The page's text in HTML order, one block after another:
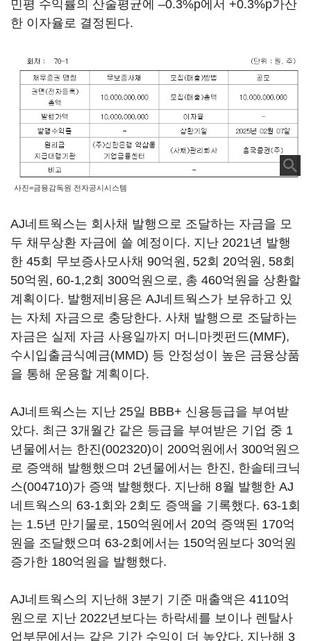
민평 수익률의 산술평균에 –0.3%p에서 +0.3%p가산
한 이자율로 결정된다.
사진=금융감독원 전자공시시스템
AJ네트웍스는 회사채 발행으로 조달하는 자금을 모
두 채무상환 자금에 쓸 예정이다. 지난 2021년 발행
한 45회 무보증사모사채 90억원, 52회 20억원, 58회
50억원, 60-1,2회 300억원으로, 총 460억원을 상환할
계획이다. 발행제비용은 AJ네트웍스가 보유하고 있
는 자체 자금으로 충당한다. 사채 발행으로 조달하는
자금은 실제 자금 사용일까지 머니마켓펀드(MMF),
수시입출금식예금(MMD) 등 안정성이 높은 금융상품
을 통해 운용할 계획이다.
AJ네트웍스는 지난 25일 BBB+ 신용등급을 부여받
았다. 최근 3개월간 같은 등급을 부여받은 기업 중 1
년물에서는 한진(002320)이 200억원에서 300억원으
로 증액해 발행했으며 2년물에서는 한진, 한솔테크닉
스(004710)가 증액 발행했다. 지난해 8월 발행한 AJ
네트웍스의 63-1회와 2회도 증액을 기록했다. 63-1회
는 1.5년 만기물로, 150억원에서 20억 증액된 170억
원을 조달했으며 63-2회에서는 150억원보다 30억원
증가한 180억원을 발행했다.
AJ네트웍스의 지난해 3분기 기준 매출액은 4110억
원으로 지난 2022년보다는 하락세를 보이나 렌탈사
업부문에서는 같은 기간 수익이 더 높았다. 지난해 3